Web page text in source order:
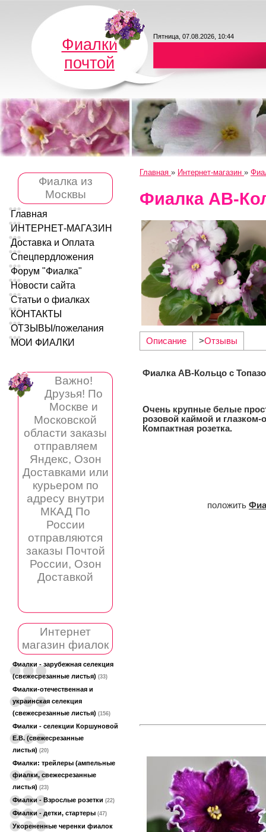
Фиалки
почтой
Пятница, 07.08.2026, 10:44
Фиалка из
Москвы
Главная
ИНТЕРНЕТ-МАГАЗИН
Доставка и Оплата
Спецпердложения
Форум "Фиалка"
Новости сайта
Статьи о фиалках
КОНТАКТЫ
ОТЗЫВЫ/пожелания
МОИ ФИАЛКИ
Важно!
Друзья! По
Москве и
Московской
области заказы
отправляем
Яндекс, Озон
Доставками или
курьером по
адресу внутри
МКАД По
России
отправляются
заказы Почтой
России, Озон
Доставкой
Интернет
магазин фиалок
Фиалки - зарубежная селекция
(свежесрезанные листья) (33)
Фиалки-отечественная и
украинская селекция
(свежесрезанные листья) (156)
Фиалки - селекции Коршуновой
Е.В. (свежесрезанные
листья) (20)
Фиалки: трейлеры (ампельные
фиалки, свежесрезанные
листья) (23)
Фиалки - Взрослые розетки (22)
Фиалки - детки, стартеры (47)
Укорененные черенки фиалок
Главная » Интернет-магазин »
Фиалка АВ-
Описание >Отзывы
Фиалка АВ-Кольцо с
Очень крупные белые
розовой каймой и
Компактная розетка.
положить